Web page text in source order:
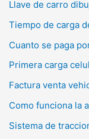
Llave de carro
Tiempo de carga
Cuanto se paga
Primera carga
Factura venta
Como funciona la
Sistema de